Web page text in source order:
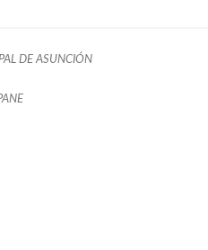
DE ASUNCIÓN